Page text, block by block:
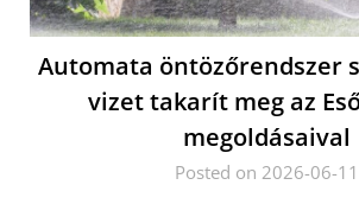
Automata öntözőrendszer
vizet takarít meg az
megoldásaival
Posted on 2026-06-11